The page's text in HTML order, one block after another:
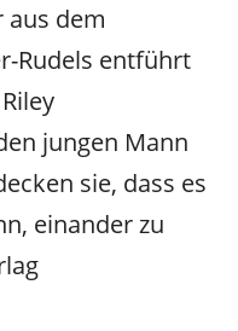
aus dem
Rudels entführt
jungen Mann
sie, dass es
einander zu